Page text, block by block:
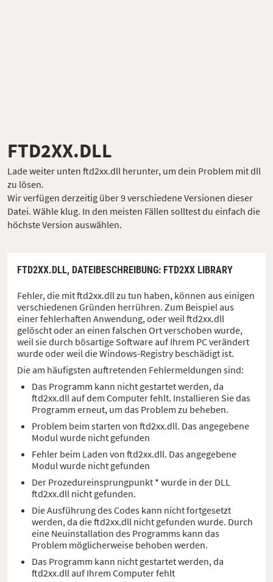
FTD2XX.DLL
Lade weiter unten ftd2xx.dll herunter, um dein Problem mit dll
zu lösen.
Wir verfügen derzeitig über 9 verschiedene Versionen dieser
Datei. Wähle klug. In den meisten Fällen solltest du einfach die
höchste Version auswählen.
FTD2XX.DLL, DATEIBESCHREIBUNG: FTD2XX LIBRARY
Fehler, die mit ftd2xx.dll zu tun haben, können aus einigen
verschiedenen Gründen herrühren. Zum Beispiel aus
einer fehlerhaften Anwendung, oder weil ftd2xx.dll
gelöscht oder an einen falschen Ort verschoben wurde,
weil sie durch bösartige Software auf Ihrem PC verändert
wurde oder weil die Windows-Registry beschädigt ist.
Die am häufigsten auftretenden Fehlermeldungen sind:
Das Programm kann nicht gestartet werden, da
ftd2xx.dll auf dem Computer fehlt. Installieren Sie das
Programm erneut, um das Problem zu beheben.
Problem beim starten von ftd2xx.dll. Das angegebene
Modul wurde nicht gefunden
Fehler beim Laden von ftd2xx.dll. Das angegebene
Modul wurde nicht gefunden
Der Prozedureinsprungpunkt * wurde in der DLL
ftd2xx.dll nicht gefunden.
Die Ausführung des Codes kann nicht fortgesetzt
werden, da die ftd2xx.dll nicht gefunden wurde. Durch
eine Neuinstallation des Programms kann das
Problem möglicherweise behoben werden.
Das Programm kann nicht gestartet werden, da
ftd2xx.dll auf Ihrem Computer fehlt